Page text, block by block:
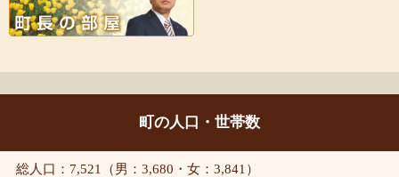
町の人口・世帯数
総人口：7,521（男：3,680・女：3,841）